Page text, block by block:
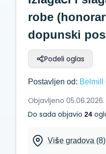
robe
dopunski
Podeli oglas
Postavljen od: Belmill
Objavljeno 05.06.2026.
Do sada objavio 24
Više gradova (8)